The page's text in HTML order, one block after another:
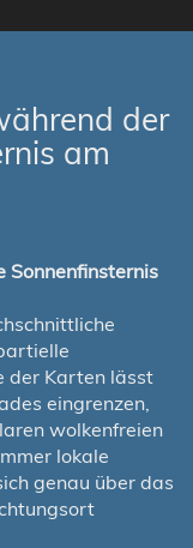
der
am
Sonnenfinsternis
der Karten lässt
eingrenzen,
wolkenfreien
lokale
genau über das